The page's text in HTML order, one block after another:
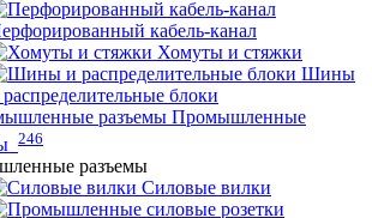
кабель-канал
Хомуты и стяжки
Шины
блоки
Промышленные
246
разъемы
Силовые вилки